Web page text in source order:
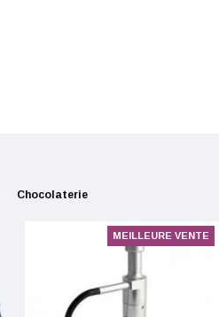
Chocolaterie
MEILLEURE VENTE